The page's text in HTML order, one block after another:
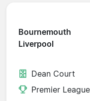
Bournemouth
Liverpool
Dean Court
Premier League